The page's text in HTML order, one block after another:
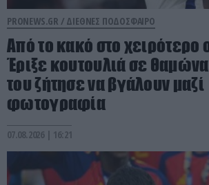
PRONEWS.GR / ΔΙΕΘΝΕΣ ΠΟΔΟΣΦΑΙΡΟ
Από το κακό στο χειρότερο
Έριξε κουτουλιά σε
του ζήτησε να βγάλουν μαζί
φωτογραφία
07.08.2026 | 16:21